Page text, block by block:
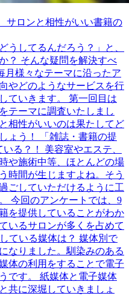
サロンと相性がいい書籍の
うしてるんだろう？」と、
？ そんな疑問を解決すべ
月様々なテーマに沿ったア
やどのようなサービスを行
ていきます。 第一回目は
テーマに調査いたしまし
相性がいいのは果たしてど
ょう！ 「雑誌・書籍の提
る？！ 美容室やエステ、
や施術中等、ほとんどの場
時間が生じますよね。そう
ごしていただけるように工
今回のアンケートでは、9
を提供していることがわか
いるサロンが多くを占めて
ている媒体は？ 媒体別で
なりました。馴染みのある
体の利用をすることで電子
です。 紙媒体と電子媒体
共に深堀していきましょ